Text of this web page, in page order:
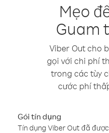
Mẹo
Guam
Viber Out cho
gọi với chi phí
trong các tùy
cước phí
Gói tín dụng
Tín dụng Viber Out đã